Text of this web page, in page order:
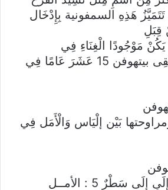
هَذِهِ السمفونية بِإِدْخَال
قِبَلِ
مَوْجُودًا الْغِنَاءِ فِي
السمفونية . وَقَد بَقِى بيتهوفن 15 عَشَرَ عَامًا فِي
بَيْن إلْيَاس وَالْأَمَل فِي